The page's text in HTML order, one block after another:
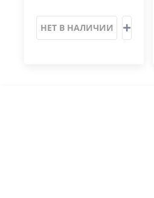
НЕТ В НАЛИЧИИ